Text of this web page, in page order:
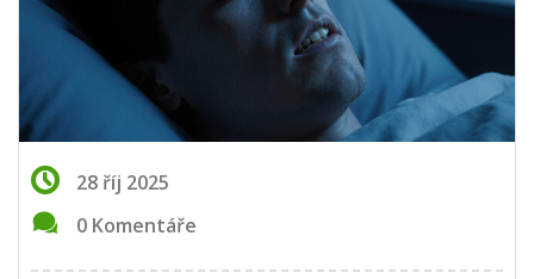
28 říj 2025
0 Komentáře